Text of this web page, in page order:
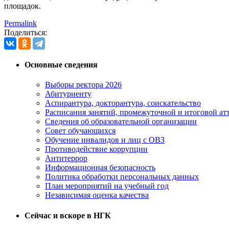
площадок.
Permalink
Поделиться:
Основные сведения
Выборы ректора 2026
Абитуриенту
Аспирантура, докторантура, соискательство
Расписания занятий, промежуточной и итоговой
Сведения об образовательной организации
Совет обучающихся
Обучение инвалидов и лиц с ОВЗ
Противодействие коррупции
Антитеррор
Информационная безопасность
Политика обработки персональных данных
План мероприятий на учебный год
Независимая оценка качества
Сейчас и вскоре в НГК